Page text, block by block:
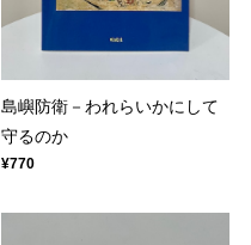
島嶼防衛－われらいかにして
守るのか
¥770